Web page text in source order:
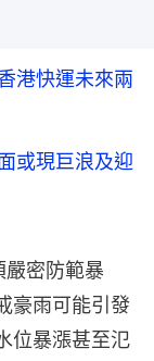
港快運未來兩
或現巨浪及迎
嚴密防範暴
豪雨可能引發
位暴漲甚至氾